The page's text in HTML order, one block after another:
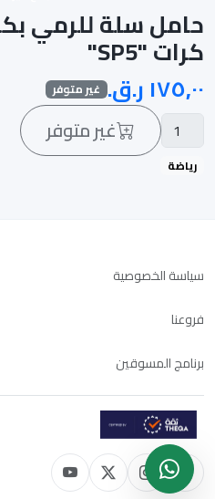
كرات "SP5"
غير متوفر
غير متوفر
رياضة
سياسة الخصوصية
فروعنا
برنامج المسوقين